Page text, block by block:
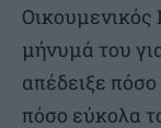
Οικουμενικός
μήνυμά του
απέδειξε
πόσο εύκολα